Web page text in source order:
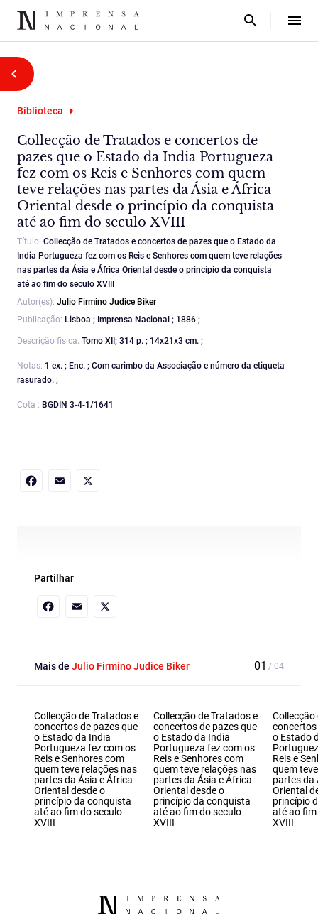
Biblioteca
Collecção de Tratados e concertos de
pazes que o Estado da India Portugueza
fez com os Reis e Senhores com quem
teve relações nas partes da Ásia e África
Oriental desde o princípio da conquista
até ao fim do seculo XVIII
Título: Collecção de Tratados e concertos de pazes que o Estado da
India Portugueza fez com os Reis e Senhores com quem teve relações
nas partes da Ásia e África Oriental desde o princípio da conquista
até ao fim do seculo XVIII
Autor(es): Julio Firmino Judice Biker
Publicação: Lisboa ; Imprensa Nacional ; 1886 ;
Descrição física: Tomo XII; 314 p. ; 14x21x3 cm. ;
Notas: 1 ex. ; Enc. ; Com carimbo da Associação e número da etiqueta
rasurado. ;
Cota : BGDIN 3-4-1/1641
Partilhar
Mais de Julio Firmino Judice Biker
Collecção de Tratados e
concertos de pazes que
o Estado da India
Portugueza fez com os
Reis e Senhores com
quem teve relações nas
partes da Ásia e África
Oriental desde o
princípio da conquista
até ao fim do seculo
XVIII
Collecção de Tratados e
concertos de pazes que
o Estado da India
Portugueza fez com os
Reis e Senhores com
quem teve relações nas
partes da Ásia e África
Oriental desde o
princípio da conquista
até ao fim do seculo
XVIII
Collecção
concertos
o Estado
Reis e
quem
partes da
Oriental
princípio
até ao
XVIII